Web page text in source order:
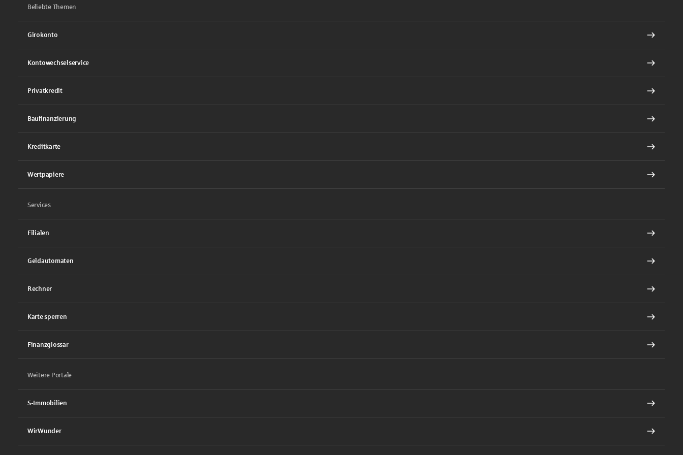
Beliebte Themen
Girokonto
Kontowechselservice
Privatkredit
Baufinanzierung
Kreditkarte
Wertpapiere
Services
Filialen
Geldautomaten
Rechner
Karte sperren
Finanzglossar
Weitere Portale
S-Immobilien
WirWunder